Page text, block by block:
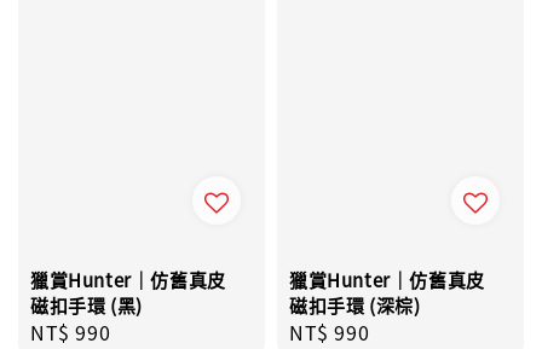
獵賞Hunter｜仿舊真皮
磁扣手環 (黑)
Regular
NT$ 990
獵賞Hunter｜仿舊真皮
磁扣手環 (深棕)
Regular
NT$ 990